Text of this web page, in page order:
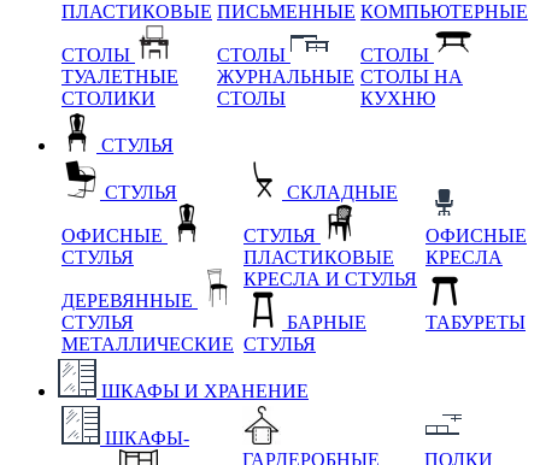
ПЛАСТИКОВЫЕ
СТОЛЫ
ТУАЛЕТНЫЕ
СТОЛИКИ
ПИСЬМЕННЫЕ
СТОЛЫ
ЖУРНАЛЬНЫЕ
СТОЛЫ
КОМПЬЮТЕРНЫЕ
СТОЛЫ
СТОЛЫ НА
КУХНЮ
СТУЛЬЯ
СТУЛЬЯ
ОФИСНЫЕ
СТУЛЬЯ
ДЕРЕВЯННЫЕ
СТУЛЬЯ
МЕТАЛЛИЧЕСКИЕ
СКЛАДНЫЕ
СТУЛЬЯ
ПЛАСТИКОВЫЕ
КРЕСЛА И СТУЛЬЯ
БАРНЫЕ
СТУЛЬЯ
ОФИСНЫЕ
КРЕСЛА
ТАБУРЕТЫ
ШКАФЫ И ХРАНЕНИЕ
ШКАФЫ-
ГАРДЕРОБНЫЕ
ПОЛКИ